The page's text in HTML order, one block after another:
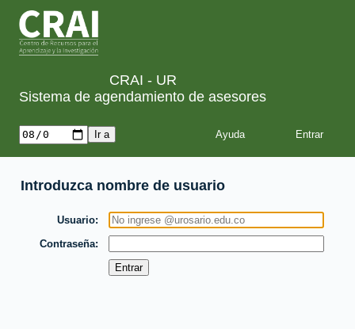
CRAI - UR
Sistema de agendamiento de asesores
Ayuda
Introduzca nombre de usuario
Usuario
Contraseña